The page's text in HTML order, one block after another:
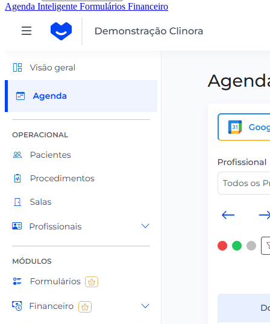
Agenda Inteligente Formulários Financeiro